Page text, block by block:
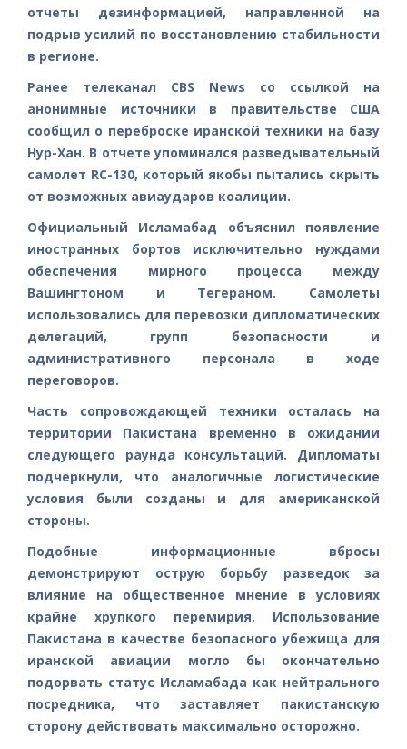
отчеты дезинформацией, направленной на
подрыв усилий по восстановлению стабильности
в регионе.
Ранее телеканал CBS News со ссылкой на
анонимные источники в правительстве США
сообщил о переброске иранской техники на базу
Нур-Хан. В отчете упоминался разведывательный
самолет RC-130, который якобы пытались скрыть
от возможных авиаударов коалиции.
Официальный Исламабад объяснил появление
иностранных бортов исключительно нуждами
обеспечения мирного процесса между
Вашингтоном и Тегераном. Самолеты
использовались для перевозки дипломатических
делегаций, групп безопасности и
административного персонала в ходе
переговоров.
Часть сопровождающей техники осталась на
территории Пакистана временно в ожидании
следующего раунда консультаций. Дипломаты
подчеркнули, что аналогичные логистические
условия были созданы и для американской
стороны.
Подобные информационные вбросы
демонстрируют острую борьбу разведок за
влияние на общественное мнение в условиях
крайне хрупкого перемирия. Использование
Пакистана в качестве безопасного убежища для
иранской авиации могло бы окончательно
подорвать статус Исламабада как нейтрального
посредника, что заставляет пакистанскую
сторону действовать максимально осторожно.